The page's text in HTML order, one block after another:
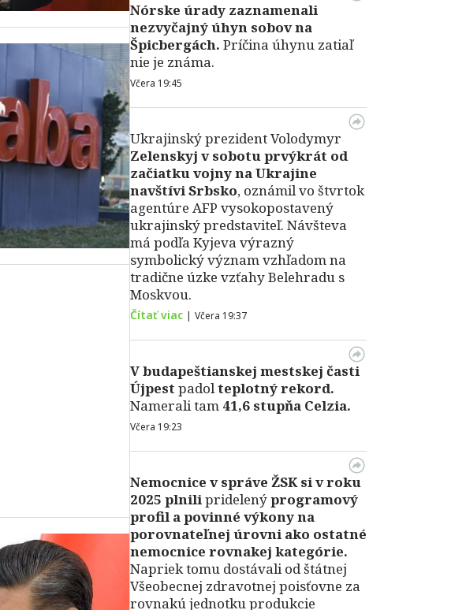
Nórske úrady zaznamenali
nezvyčajný úhyn sobov na
Špicbergách. Príčina úhynu zatiaľ
nie je známa.
Včera 19:45
Ukrajinský prezident Volodymyr
Zelenskyj v sobotu prvýkrát od
začiatku vojny na Ukrajine
navštívi Srbsko, oznámil vo štvrtok
agentúre AFP vysokopostavený
ukrajinský predstaviteľ. Návšteva
má podľa Kyjeva výrazný
symbolický význam vzhľadom na
tradične úzke vzťahy Belehradu s
Moskvou.
Čítať viac | Včera 19:37
Vbudapeštianskej mestskej časti
Újpestpadolteplotný rekord.
Namerali tam 41,6 stupňa Celzia.
Včera 19:23
Nemocnice v správe ŽSK si v roku
2025 plnilipridelenýprogramový
profil a povinné výkony na
porovnateľnej úrovni ako ostatné
nemocnice rovnakej kategórie.
Napriek tomu dostávali od štátnej
Všeobecnej zdravotnej poisťovne za
rovnakú jednotku produkcie